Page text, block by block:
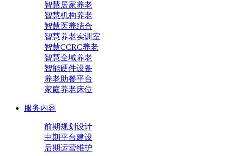
智慧居家养老
智慧机构养老
智慧医养结合
智慧养老实训室
智慧CCRC养老
智慧全域养老
智能硬件设备
养老助餐平台
家庭养老床位
服务内容
前期规划设计
中期平台建设
后期运营维护